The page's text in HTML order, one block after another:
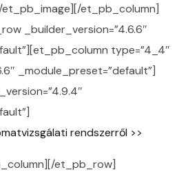
et_pb_column]
_builder_version=”4.6.6″
type=”4_4″
_module_preset=”default”]
rendszerről >>
et_pb_row]